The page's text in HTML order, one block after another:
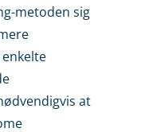
metoden sig
at